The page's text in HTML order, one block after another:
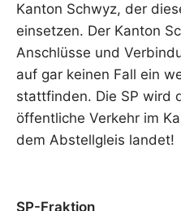
Kanton Schwyz, der
einsetzen. Der Kanton
Anschlüsse und
auf gar keinen Fall ein
stattfinden. Die SP wird
öffentliche Verkehr im
dem Abstellgleis landet!
SP-Fraktion